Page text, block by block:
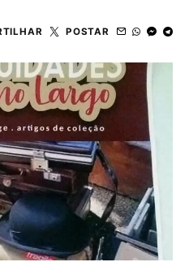
POSTAR